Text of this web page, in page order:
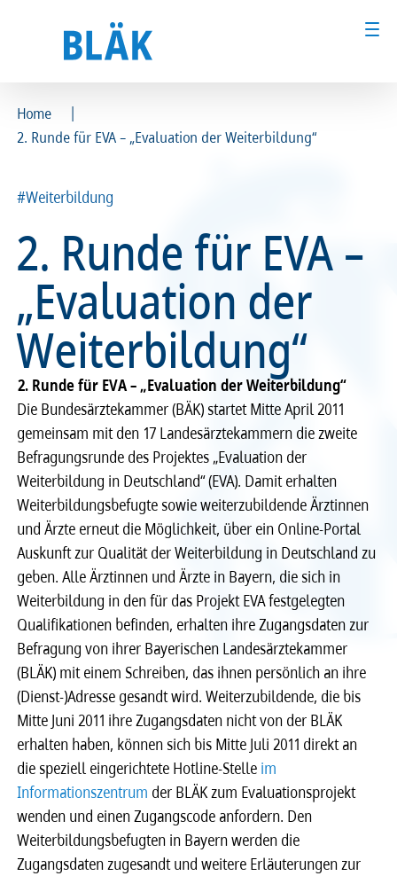
Ärztinnen und Ärzte
MFA & Fachpersonal
Patientinnen und Patienten
Kammer & Politik
Presse
Karriere
Recht
Service & Kontakt
meineBLÄK
Ärztinnen und Ärzte
MFA & Fachpersonal
Patientinnen und Patienten
Kammer & Politik
Presse
Karriere
Recht
Service & Kontakt
meineBLÄK
Home
|
2. Runde für EVA – „Evaluation der Weiterbildung“
#Weiterbildung
2. Runde für EVA –
„Evaluation der
Weiterbildung“
2. Runde für EVA – „Evaluation der Weiterbildung“
Die Bundesärztekammer (BÄK) startet Mitte April 2011
gemeinsam mit den 17 Landesärztekammern die zweite
Befragungsrunde des Projektes „Evaluation der
Weiterbildung in Deutschland“ (EVA). Damit erhalten
Weiterbildungsbefugte sowie weiterzubildende Ärztinnen
und Ärzte erneut die Möglichkeit, über ein Online-Portal
Auskunft zur Qualität der Weiterbildung in Deutschland zu
geben. Alle Ärztinnen und Ärzte in Bayern, die sich in
Weiterbildung in den für das Projekt EVA festgelegten
Qualifikationen befinden, erhalten ihre Zugangsdaten zur
Befragung von ihrer Bayerischen Landesärztekammer
(BLÄK) mit einem Schreiben, das ihnen persönlich an ihre
(Dienst-)Adresse gesandt wird. Weiterzubildende, die bis
Mitte Juni 2011 ihre Zugangsdaten nicht von der BLÄK
erhalten haben, können sich bis Mitte Juli 2011 direkt an
die speziell eingerichtete Hotline-Stelle im
Informationszentrum der BLÄK zum Evaluationsprojekt
wenden und einen Zugangscode anfordern. Den
Weiterbildungsbefugten in Bayern werden die
Zugangsdaten zugesandt und weitere Erläuterungen zur